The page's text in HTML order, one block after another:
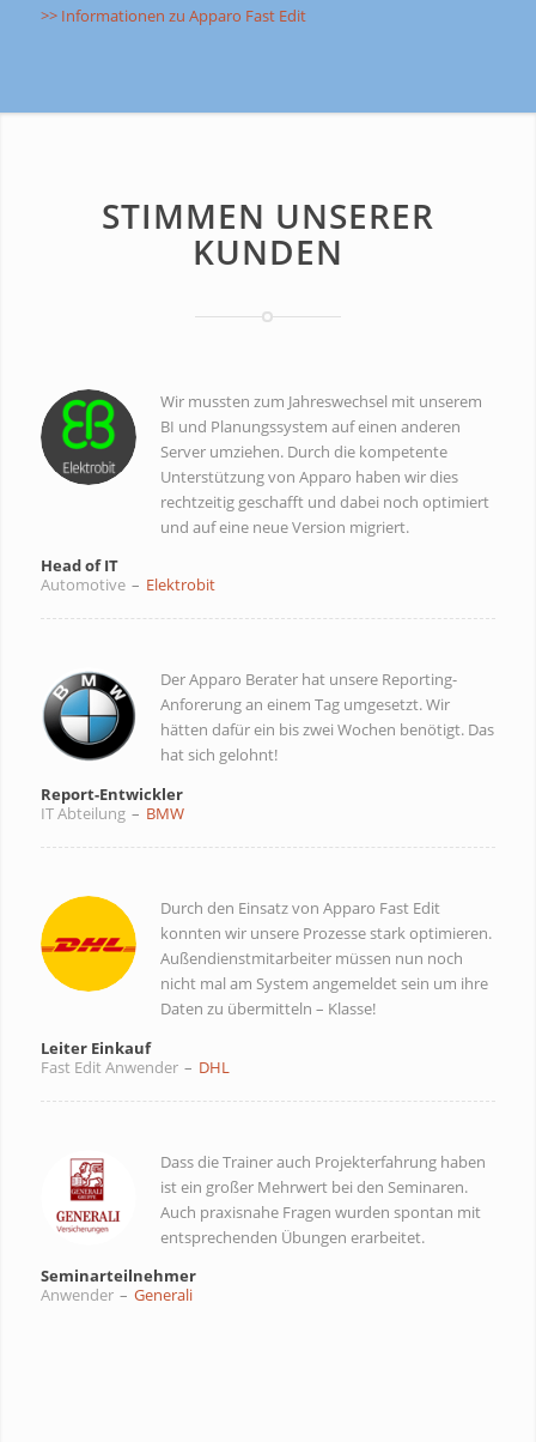
>> Informationen zu Apparo Fast Edit
STIMMEN UNSERER
KUNDEN
Wir mussten zum Jahreswechsel mit unserem
BI und Planungssystem auf einen anderen
Server umziehen. Durch die kompetente
Unterstützung von Apparo haben wir dies
rechtzeitig geschafft und dabei noch optimiert
und auf eine neue Version migriert.
Head of IT
Automotive – Elektrobit
Der Apparo Berater hat unsere Reporting-
Anforerung an einem Tag umgesetzt. Wir
hätten dafür ein bis zwei Wochen benötigt. Das
hat sich gelohnt!
Report-Entwickler
IT Abteilung – BMW
Durch den Einsatz von Apparo Fast Edit
konnten wir unsere Prozesse stark optimieren.
Außendienstmitarbeiter müssen nun noch
nicht mal am System angemeldet sein um ihre
Daten zu übermitteln – Klasse!
Leiter Einkauf
Fast Edit Anwender – DHL
Dass die Trainer auch Projekterfahrung haben
ist ein großer Mehrwert bei den Seminaren.
Auch praxisnahe Fragen wurden spontan mit
entsprechenden Übungen erarbeitet.
Seminarteilnehmer
Anwender – Generali